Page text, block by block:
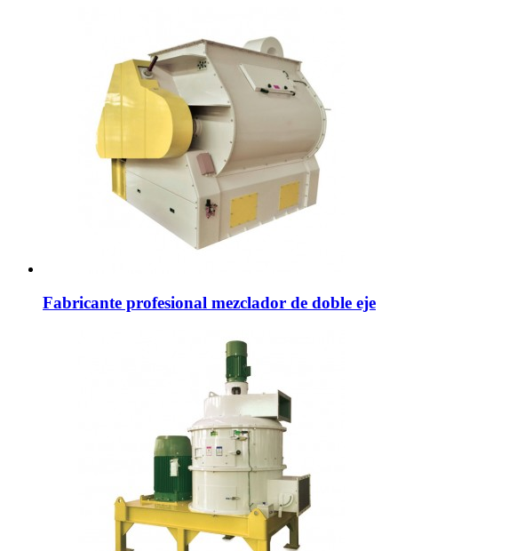
Fabricante profesional mezclador de doble eje